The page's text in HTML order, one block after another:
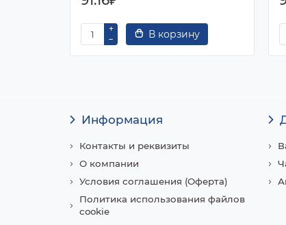
В корзину
Информация
Контакты и реквизиты
О компании
Условия соглашения (Оферта)
Политика использования файлов
cookie